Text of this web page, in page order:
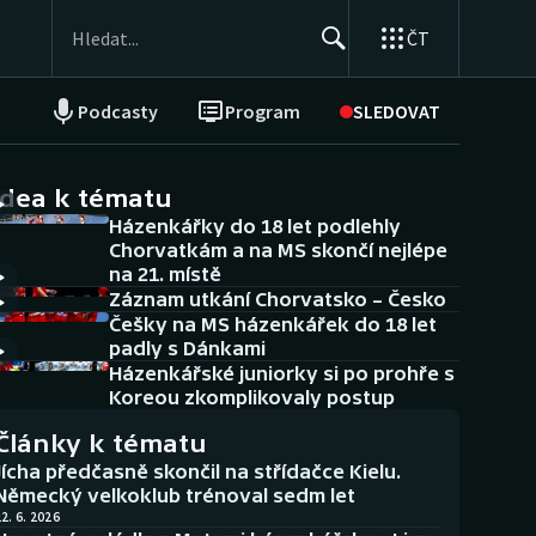
ČT
Podcasty Program SLEDOVAT
NEPŘEHLÉDNĚTE
Historické návraty
Aplikace ČT sport
AZ kvíz
k tématu
Házenkářky do 18 let podlehly
Chorvatkám a na MS skončí nejlépe
na 21. místě
Záznam utkání Chorvatsko – Česko
Češky na MS házenkářek do 18 let
padly s Dánkami
Házenkářské juniorky si po prohře s
Koreou zkomplikovaly postup
k tématu
předčasně skončil na střídačce Kielu.
velkoklub trénoval sedm let
6. 2026